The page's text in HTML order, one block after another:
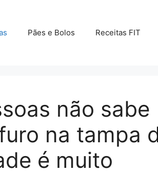
Pães e Bolos Receitas FIT
não sabe
na tampa
é muito